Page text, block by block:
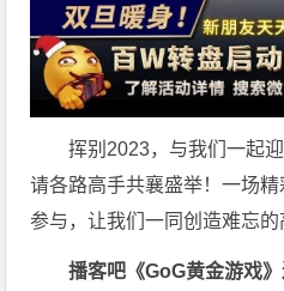
挥别2023，与我们一起
请各路高手共襄盛举！一场
参与，让我们一同创造难忘的
播客吧 《GoG黄金游戏》